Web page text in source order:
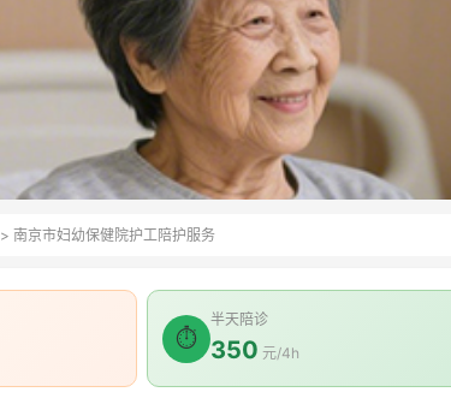
> 南京市妇幼保健院护工陪护服务
⏱
半天陪诊
350 元/4h